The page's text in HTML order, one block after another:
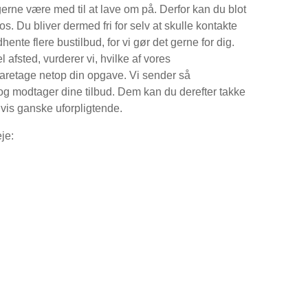
være med til at lave om på. Derfor kan du blot
Du bliver dermed fri for selv at skulle kontakte
flere bustilbud, for vi gør det gerne for dig.
afsted, vurderer vi, hvilke af vores
netop din opgave. Vi sender så
modtager dine tilbud. Dem kan du derefter takke
ganske uforpligtende.